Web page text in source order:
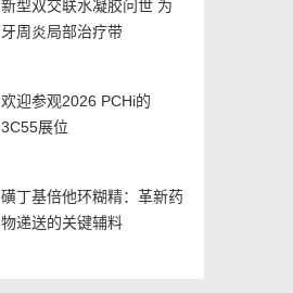
新型双交联水凝胶问世 为
牙周炎局部治疗带
欢迎参观2026 PCHi的
3C55展位
磺丁基倍他环糊精：革新药
物递送的关键辅料